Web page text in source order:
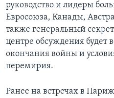
руководство и лидеры
Евросоюза, Канады,
также генеральный
центре обсуждения будет
окончания войны и
перемирия.
Ранее на встречах в